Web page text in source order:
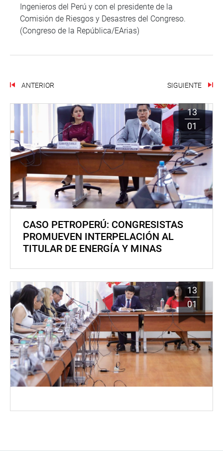
Ingenieros del Perú y con el presidente de la
Comisión de Riesgos y Desastres del Congreso.
(Congreso de la República/EArias)
ANTERIOR SIGUIENTE
13
01
CASO PETROPERÚ: CONGRESISTAS
PROMUEVEN INTERPELACIÓN AL
TITULAR DE ENERGÍA Y MINAS
13
01